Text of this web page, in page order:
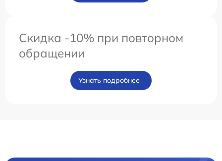
Скидка -10% при повторном
обращении
Узнать подробнее